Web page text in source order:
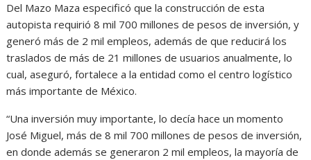
Del Mazo Maza especificó que la construcción de esta
autopista requirió 8 mil 700 millones de pesos de inversión, y
generó más de 2 mil empleos, además de que reducirá los
traslados de más de 21 millones de usuarios anualmente, lo
cual, aseguró, fortalece a la entidad como el centro logístico
más importante de México.
“Una inversión muy importante, lo decía hace un momento
José Miguel, más de 8 mil 700 millones de pesos de inversión,
en donde además se generaron 2 mil empleos, la mayoría de